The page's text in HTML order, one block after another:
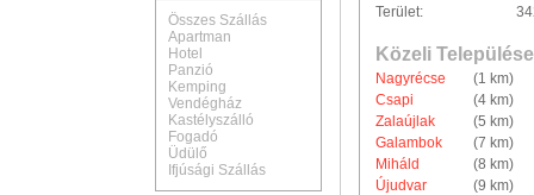
Összes Szállás
Apartman
Hotel
Panzió
Kemping
Vendégház
Kastélyszálló
Fogadó
Üdülő
Ifjúsági Szállás
Terület:
Közeli
Nagyrécse
(1 km)
Csapi
(4 km)
Zalaújlak
(5 km)
Galambok
(7 km)
Miháld
(8 km)
Újudvar
(9 km)